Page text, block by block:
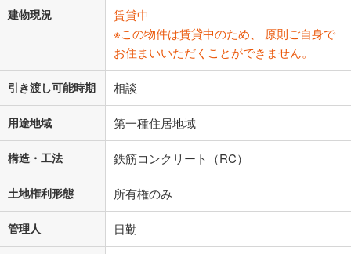
建物現況
賃貸中
※この物件は賃貸中のため、 原則ご自身で
お住まいいただくことができません。
引き渡し可能時期 相談
用途地域 第一種住居地域
構造・工法 鉄筋コンクリート（RC）
土地権利形態 所有権のみ
管理人 日勤